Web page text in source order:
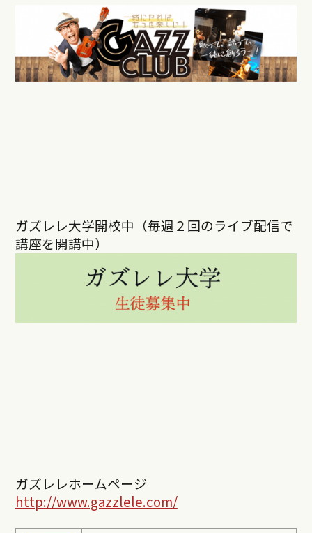
ガズレレ大学開校中（毎週２回のライブ配信で
講座を開講中）
ガズレレホームページ
http://www.gazzlele.com/